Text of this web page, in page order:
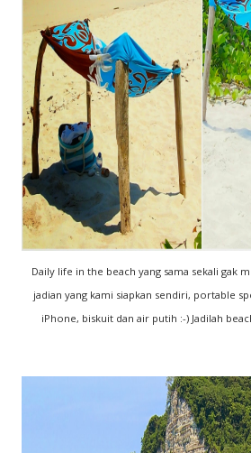
Daily life in the beach yang sama sekali gak
jadian yang kami siapkan sendiri, portable
iPhone, biskuit dan air putih :-) Jadilah